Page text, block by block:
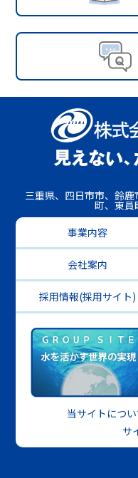
三重県、四日市市、鈴
町、東員
事業内容
会社案内
採用情報(採用サイト)
当サイトについ
サ